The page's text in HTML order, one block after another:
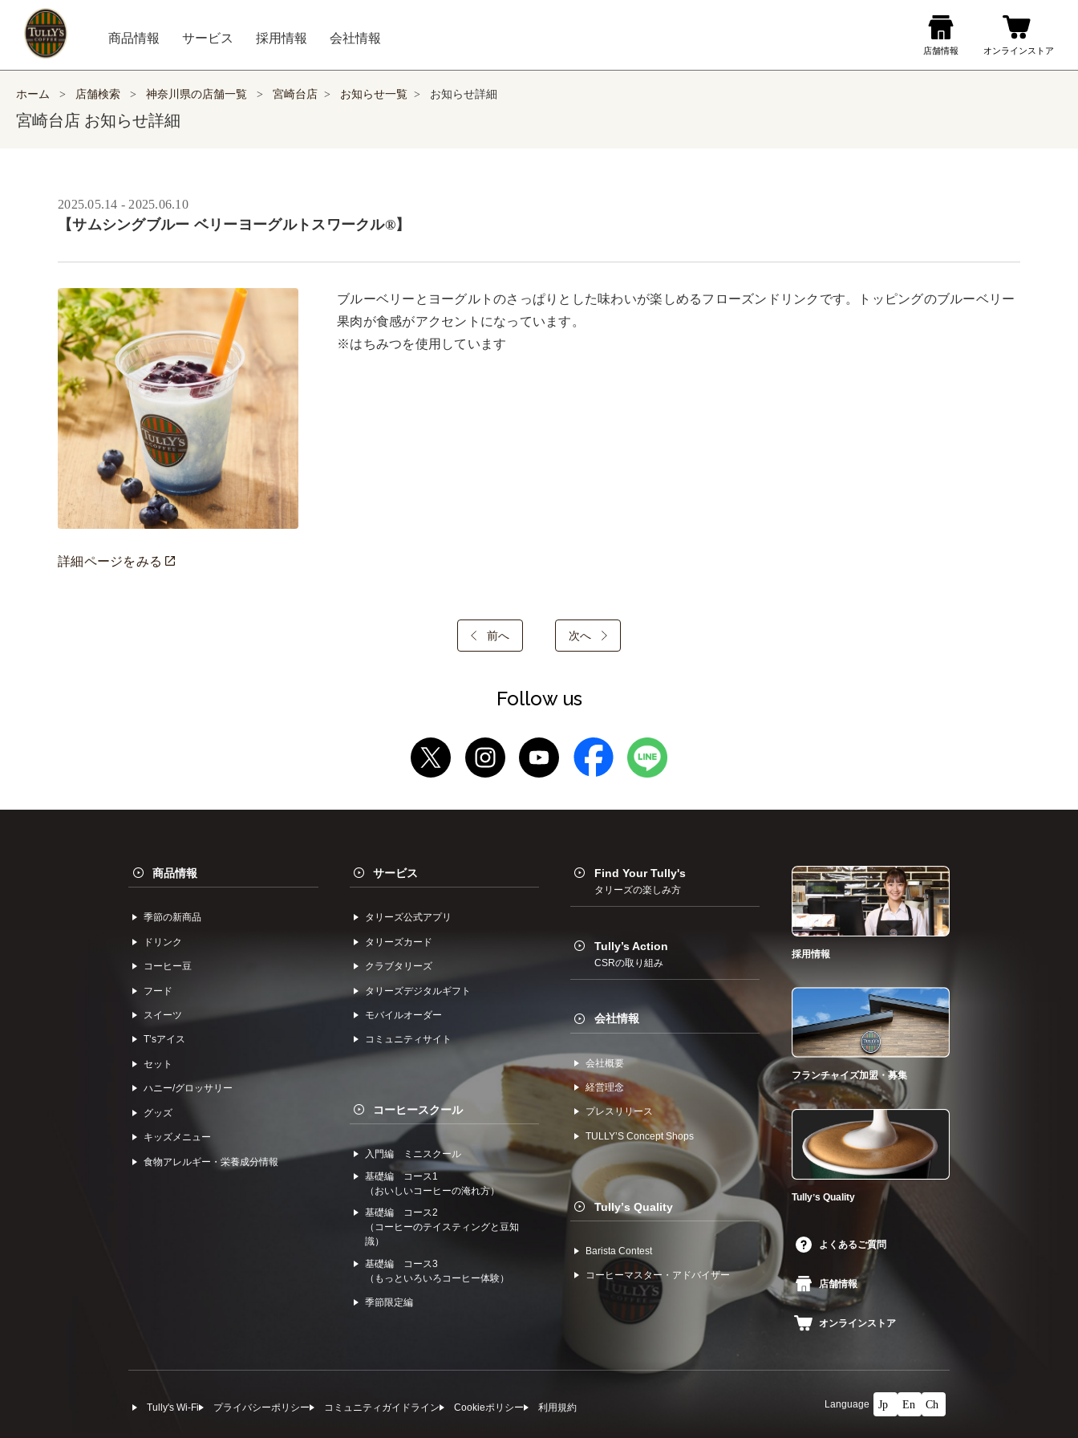
商品情報 サービス 採用情報 会社情報
ホーム > 店舗検索 > 神奈川県の店舗一覧 > 宮崎台店 > お知らせ一覧 > お知らせ詳細
宮崎台店 お知らせ詳細
2025.05.14 - 2025.06.10
【サムシングブルー ベリーヨーグルトスワークル®】
詳細ページをみる
ブルーベリーとヨーグルトのさっぱりとした味わいが楽しめるフローズンドリンクです。トッピングのブルーベリー
果肉が食感がアクセントになっています。
※はちみつを使用しています
前へ 次へ
Follow us
商品情報
季節の新商品
ドリンク
コーヒー⾖
フード
スイーツ
Tʼsアイス
セット
ハニー/グロッサリー
グッズ
キッズメニュー
食物アレルギー・栄養成分情報
サービス
タリーズ公式アプリ
タリーズカード
クラブタリーズ
タリーズデジタルギフト
モバイルオーダー
コミュニティサイト
コーヒースクール
入門編 ミニスクール
基礎編 コース1
（おいしいコーヒーの淹れ方）
基礎編 コース2
（コーヒーのテイスティングと豆知
識）
基礎編 コース3
（もっといろいろコーヒー体験）
季節限定編
Find Your Tully's
タリーズの楽しみ方
Tully’s Action
CSRの取り組み
会社情報
会社概要
経営理念
プレスリリース
TULLYʼS Concept Shops
Tullyʼs Quality
Barista Contest
コーヒーマスター・アドバイザー
採用情報
フランチャイズ加盟・募集
Tullyʼs Quality
よくあるご質問
店舗情報
オンラインストア
Tully's Wi-Fi プライバシーポリシー コミュニティガイドライン Cookieポリシー 利⽤規約 Language